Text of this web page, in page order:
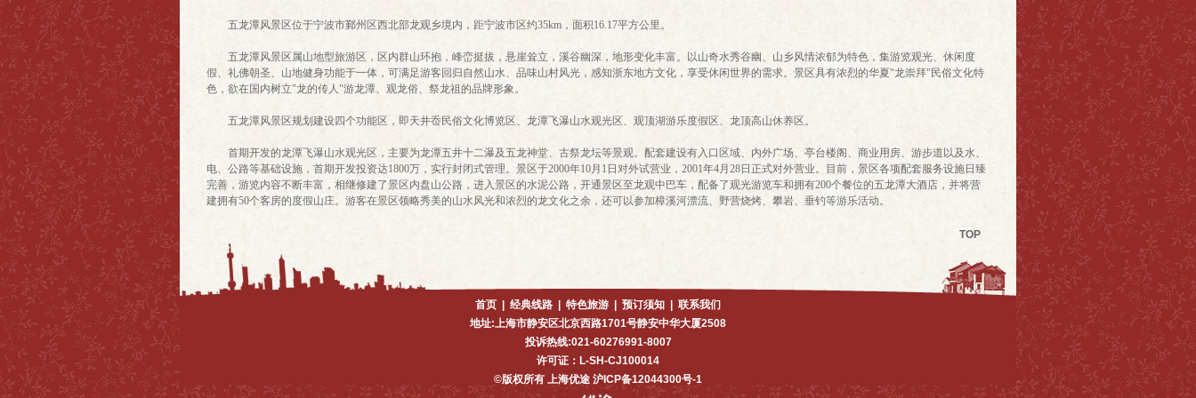
五龙潭风景区位于宁波市鄞州区西北部龙观乡境内，距宁波市区约35km，面积16.17平方公里。
五龙潭风景区属山地型旅游区，区内群山环抱，峰峦挺拔，悬崖耸立，溪谷幽深，地形变化丰富。以山奇水秀谷幽、山乡风情浓郁为特色，集游览观光、休闲度
假、礼佛朝圣、山地健身功能于一体，可满足游客回归自然山水、品味山村风光，感知浙东地方文化，享受休闲世界的需求。景区具有浓烈的华夏"龙崇拜"民俗文化特
色，欲在国内树立"龙的传人"游龙潭、观龙俗、祭龙祖的品牌形象。
五龙潭风景区规划建设四个功能区，即天井岙民俗文化博览区、龙潭飞瀑山水观光区、观顶湖游乐度假区、龙顶高山休养区。
首期开发的龙潭飞瀑山水观光区，主要为龙潭五井十二瀑及五龙神堂、古祭龙坛等景观。配套建设有入口区域、内外广场、亭台楼阁、商业用房、游步道以及水、
电、公路等基础设施，首期开发投资达1800万，实行封闭式管理。景区于2000年10月1日对外试营业，2001年4月28日正式对外营业。目前，景区各项配套服务设施日臻
完善，游览内容不断丰富，相继修建了景区内盘山公路，进入景区的水泥公路，开通景区至龙观中巴车，配备了观光游览车和拥有200个餐位的五龙潭大酒店，并将营
建拥有50个客房的度假山庄。游客在景区领略秀美的山水风光和浓烈的龙文化之余，还可以参加樟溪河漂流、野营烧烤、攀岩、垂钓等游乐活动。
TOP
首页 经典线路 特色旅游 预订须知
联系我们
地址:上海市静安区北京西路1701号静安中华大厦2508
投诉热线:021-60276991-8007
许可证：L-SH-CJ100014
©版权所有 上海优途 沪ICP备12044300号-1